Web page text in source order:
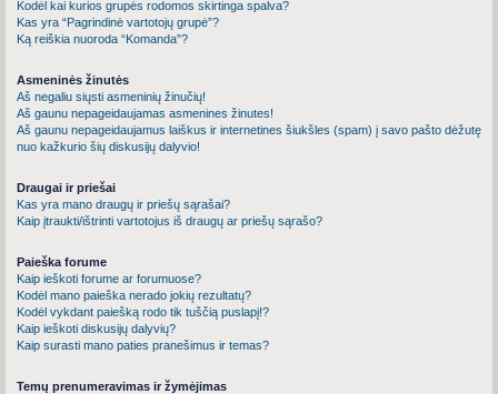
Kodėl kai kurios grupės rodomos skirtinga spalva?
Kas yra “Pagrindinė vartotojų grupė”?
Ką reiškia nuoroda “Komanda”?
Asmeninės žinutės
Aš negaliu siųsti asmeninių žinučių!
Aš gaunu nepageidaujamas asmenines žinutes!
Aš gaunu nepageidaujamus laiškus ir internetines šiukšles (spam) į savo pašto dėžutę
nuo kažkurio šių diskusijų dalyvio!
Draugai ir priešai
Kas yra mano draugų ir priešų sąrašai?
Kaip įtraukti/ištrinti vartotojus iš draugų ar priešų sąrašo?
Paieška forume
Kaip ieškoti forume ar forumuose?
Kodėl mano paieška nerado jokių rezultatų?
Kodėl vykdant paiešką rodo tik tuščią puslapį!?
Kaip ieškoti diskusijų dalyvių?
Kaip surasti mano paties pranešimus ir temas?
Temų prenumeravimas ir žymėjimas